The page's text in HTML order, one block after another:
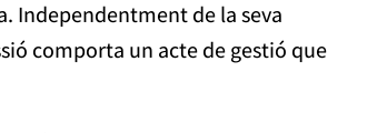
Independentment de la seva
comporta un acte de gestió que